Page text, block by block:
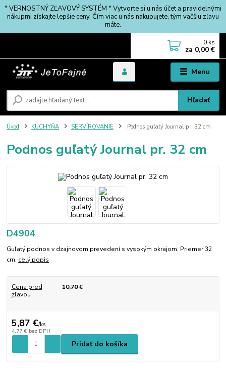
* VERNOSTNÝ ZĽAVOVÝ SYSTÉM * Vytvorte si u nás účet a pravidelnými
nákupmi získajte lepšie ceny. Čím viac u nás nakupujete, tým väčšiu zľavu
máte.
Menu
Hľadať
0 ks
za 0,00 €
Úvod KUCHYŇA SERVÍROVANIE Podnos guľatý Journal pr. 32 cm
Podnos guľatý Journal pr. 32 cm
D4904
Guľatý podnos v dzajnovom prevedení s vysokým okrajom. Priemer 32
cm. celý popis
Cena pred
zľavou
10,70 €
5,87 €/ks
4,77 € bez DPH
Pridať do košíka